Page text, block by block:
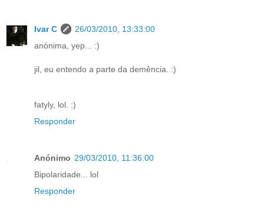
Ivar C
26/03/2010, 13:33:00
anónima, yep... :)
jil, eu entendo a parte da demência. :)
fatyly, lol. :)
Responder
Anónimo 29/03/2010, 11:36:00
Bipolaridade... lol
Responder